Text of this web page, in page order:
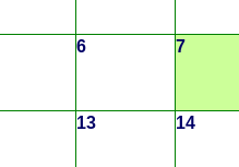
6 7
13 14